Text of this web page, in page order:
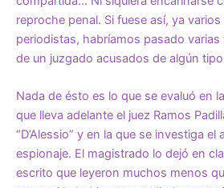
reproche penal. Si fuese así, ya
periodistas, habríamos pasado
de un juzgado acusados de algún
Nada de ésto es lo que se evaluó en
que lleva adelante el juez Ramos
“D’Alessio” y en la que se investiga
espionaje. El magistrado lo dejó en
escrito que leyeron muchos menos